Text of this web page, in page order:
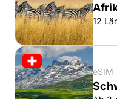
12
eSIM